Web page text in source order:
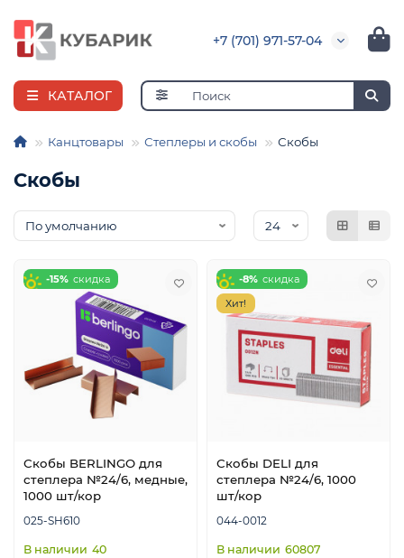
+7 (701) 971-57-04
КАТАЛОГ
Канцтовары Степлеры и скобы Скобы
Скобы
-15%
Скобы BERLINGO для
степлера №24/6, медные,
1000 шт/кор
025-SH610
40
-8%
Хит!
Скобы DELI для
степлера №24/6, 1000
шт/кор
044-0012
60807